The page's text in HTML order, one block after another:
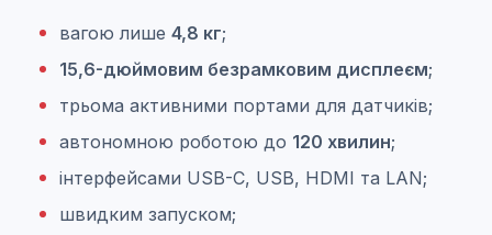
вагою лише 4,8 кг;
15,6-дюймовим безрамковим дисплеєм;
трьома активними портами для датчиків;
автономною роботою до 120 хвилин;
інтерфейсами USB-C, USB, HDMI та LAN;
швидким запуском;